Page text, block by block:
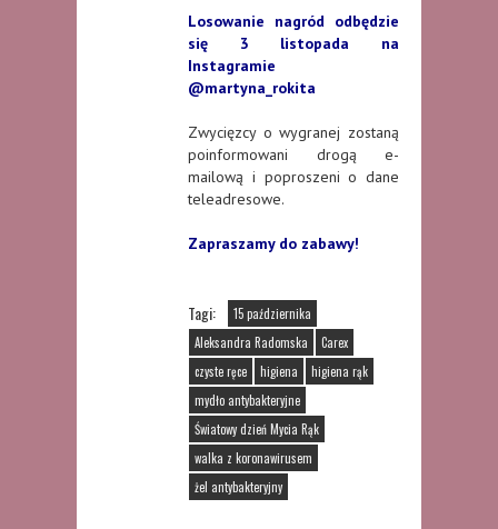
Losowanie nagród odbędzie
się 3 listopada na
Instagramie
@martyna_rokita
Zwycięzcy o wygranej zostaną
poinformowani drogą e-
mailową i poproszeni o dane
teleadresowe.
Zapraszamy do zabawy!
Tagi:
15 października
Aleksandra Radomska
Carex
czyste ręce
higiena
higiena rąk
mydło antybakteryjne
Światowy dzień Mycia Rąk
walka z koronawirusem
żel antybakteryjny